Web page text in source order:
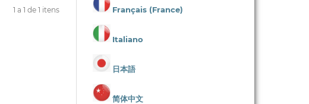
1 a 1 de 1 itens Français (France)
Italiano
日本語
简体中文